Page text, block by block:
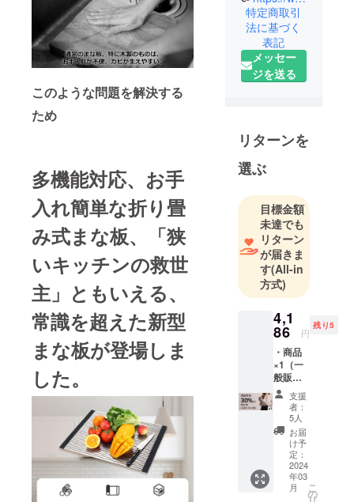
このような問題を解決する
ため
多機能対応、お手
入れ簡単な折り畳
み式まな板、「狭
いキッチンの救世
主」ともいえる、
常識を超えた新型
まな板が登場しま
した。
頼」をあら
ゆる活動の
原点にお
き、世界と
世代を繋ぐ
創造し、豊
かな未来と
人々の幸福
まいりま
す。
この理念の
基、当社は
これからも
工夫を凝ら
しながら、
お客様の高
度で多様化
したニーズ
を的確に把
握し、お客
様にとって
真の価値あ
るサービス
を提供する
特定商取引
法に基づく
表記
メッセー
ジを送る
リターンを
選ぶ
目標金額
未達でも
リターン
が届きま
す(All-in
方式)
4,1
86 円
残り5
・商品
×1（一
般販売
予定価
格：税
込5,980
円） ・
配送料
込み *ご
注文状
況、使
用部材
支援
者：
5人
お届
け予
定：
2024
年03
月
こ
の